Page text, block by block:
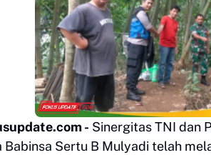
- Sinergitas TNI dan
Sertu B Mulyadi telah